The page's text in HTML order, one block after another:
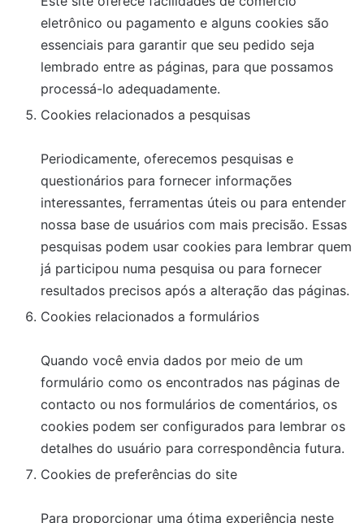
eletrônico ou pagamento e alguns cookies são
essenciais para garantir que seu pedido seja
lembrado entre as páginas, para que possamos
processá-lo adequadamente.
Cookies relacionados a pesquisas
Periodicamente, oferecemos pesquisas e
questionários para fornecer informações
interessantes, ferramentas úteis ou para entender
nossa base de usuários com mais precisão. Essas
pesquisas podem usar cookies para lembrar quem
já participou numa pesquisa ou para fornecer
resultados precisos após a alteração das páginas.
Cookies relacionados a formulários
Quando você envia dados por meio de um
formulário como os encontrados nas páginas de
contacto ou nos formulários de comentários, os
cookies podem ser configurados para lembrar os
detalhes do usuário para correspondência futura.
Cookies de preferências do site
Para proporcionar uma ótima experiência neste